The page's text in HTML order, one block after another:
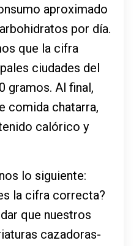
aproximado
por día.
que la cifra
ciudades del
gramos. Al final,
comida chatarra,
calórico y
lo siguiente:
la cifra correcta?
que nuestros
cazadoras-